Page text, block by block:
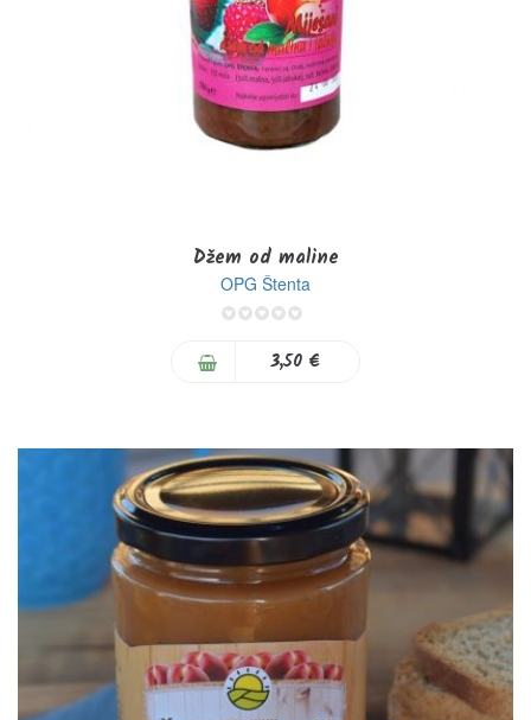
Džem od maline
OPG Štenta
3,50 €